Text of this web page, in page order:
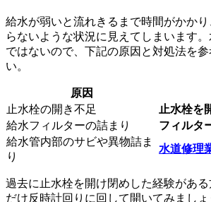
給水が弱いと流れきるまで時間がかか
らないような状況に見えてしまいます
ではないので、下記の原因と対処法を
い。
原因
止水栓の開き不足
止水栓を
給水フィルターの詰まり
フィルタ
給水管内部のサビや異物詰ま
り
水道修理
過去に止水栓を開け閉めした経験があ
だけ反時計回りに回して開いてみましょ